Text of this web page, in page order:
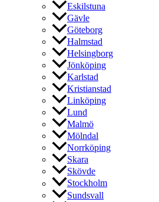
Eskilstuna
Gävle
Göteborg
Halmstad
Helsingborg
Jönköping
Karlstad
Kristianstad
Linköping
Lund
Malmö
Mölndal
Norrköping
Skara
Skövde
Stockholm
Sundsvall